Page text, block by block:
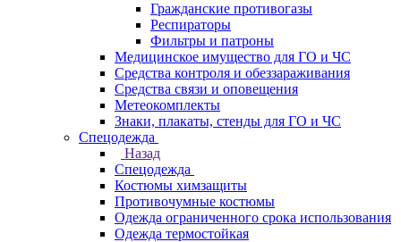
Гражданские противогазы
Респираторы
Фильтры и патроны
Медицинское имущество для ГО и ЧС
Средства контроля и обеззараживания
Средства связи и оповещения
Метеокомплекты
Знаки, плакаты, стенды для ГО и ЧС
Спецодежда
Назад
Спецодежда
Костюмы химзащиты
Противочумные костюмы
Одежда ограниченного срока использования
Одежда термостойкая